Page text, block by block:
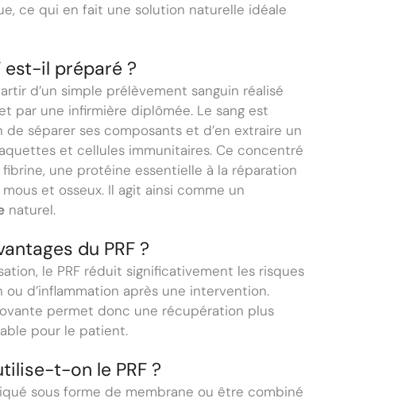
ce qui en fait une solution naturelle idéale
est-il préparé ?
d’un simple prélèvement sanguin réalisé
par une infirmière diplômée. Le sang est
séparer ses composants et d’en extraire un
et cellules immunitaires. Ce concentré
une protéine essentielle à la réparation
et osseux. Il agit ainsi comme un
naturel.
du PRF ?
le PRF réduit significativement les risques
ou d’inflammation après une intervention.
permet donc une récupération plus
pour le patient.
t-on le PRF ?
sous forme de membrane ou être combiné